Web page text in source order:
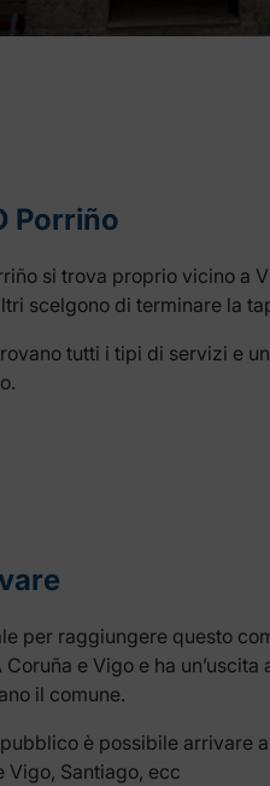
Porriño
si trova proprio vicino a
scelgono di terminare la
tutti i tipi di servizi e
per raggiungere questo
Coruña e Vigo e ha
il comune.
è possibile arrivare
Vigo, Santiago, ecc